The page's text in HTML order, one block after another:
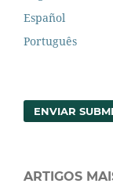
Español
Português
ENVIAR
ARTIGOS